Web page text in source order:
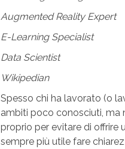
Augmented Reality Expert
E-Learning Specialist
Data Scientist
Wikipedian
Spesso chi ha lavorato (o
ambiti poco conosciuti, ma
proprio per evitare di
sempre più utile fare